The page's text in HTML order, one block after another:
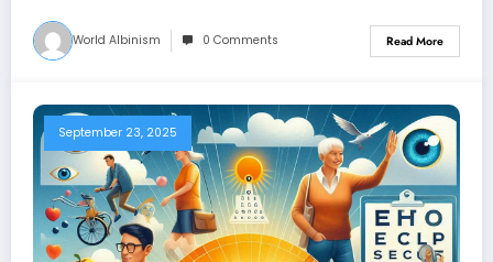
World Albinism 0 Comments Read More
September 23, 2025